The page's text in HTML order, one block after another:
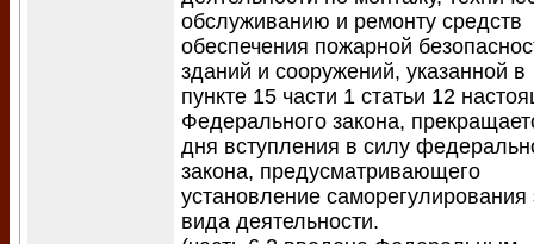
обслуживанию и ремонту средств
обеспечения пожарной
зданий и сооружений, указанной в
пункте 15 части 1 статьи 12
Федерального закона,
дня вступления в силу
закона, предусматривающего
установление саморегулирования
вида деятельности.